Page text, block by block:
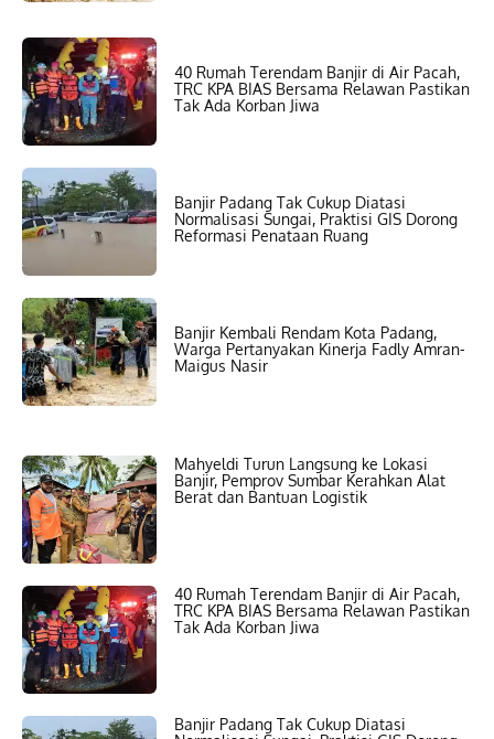
40 Rumah Terendam Banjir di Air Pacah,
TRC KPA BIAS Bersama Relawan Pastikan
Tak Ada Korban Jiwa
Banjir Padang Tak Cukup Diatasi
Normalisasi Sungai, Praktisi GIS Dorong
Reformasi Penataan Ruang
Banjir Kembali Rendam Kota Padang,
Warga Pertanyakan Kinerja Fadly Amran-
Maigus Nasir
Mahyeldi Turun Langsung ke Lokasi
Banjir, Pemprov Sumbar Kerahkan Alat
Berat dan Bantuan Logistik
40 Rumah Terendam Banjir di Air Pacah,
TRC KPA BIAS Bersama Relawan Pastikan
Tak Ada Korban Jiwa
Banjir Padang Tak Cukup Diatasi